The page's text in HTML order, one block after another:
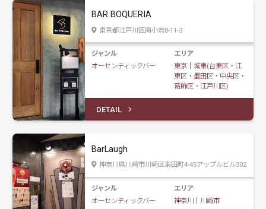
BAR BOQUERIA
東京都江戸川区南小岩8-11-3
ジャンル
オーセンティックバー
エリア
東京｜ 城東(台東区・江
東区・墨田区・中央区・
葛飾区・江戸川区)
DETAIL
BarLaugh
神奈川県川崎市川崎区東田町4-45アップルビル302
ジャンル
オーセンティックバー
エリア
神奈川｜ 川崎市